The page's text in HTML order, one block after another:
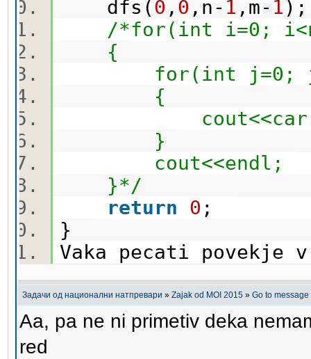
dfs(0 , 0 ,n- 1 ,m- 1
/*for(int i=0;
{
for(int j=0;
{
}
cout<<endl;
}*/
return
0 ;
}
Vaka pecati
Задачи од национални натпревари » Zajak od MOI 2015 » Go to message
Aa, pa ne ni primetiv deka
red